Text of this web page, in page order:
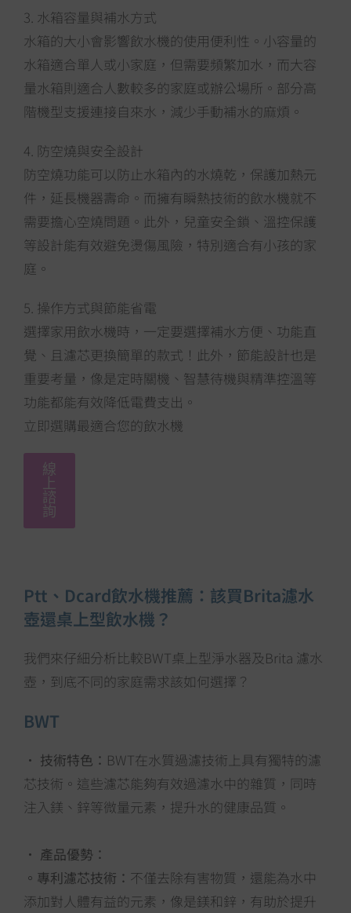
3. 水箱容量與補水方式
水箱的大小會影響飲水機的使用便利性。小容量的
水箱適合單人或小家庭，但需要頻繁加水，而大容
量水箱則適合人數較多的家庭或辦公場所。部分高
階機型支援連接自來水，減少手動補水的麻煩。
4. 防空燒與安全設計
防空燒功能可以防止水箱內的水燒乾，保護加熱元
件，延長機器壽命。而擁有瞬熱技術的飲水機就不
需要擔心空燒問題。此外，兒童安全鎖、溫控保護
等設計能有效避免燙傷風險，特別適合有小孩的家
庭。
5. 操作方式與節能省電
選擇家用飲水機時，一定要選擇補水方便、功能直
覺、且濾芯更換簡單的款式！此外，節能設計也是
重要考量，像是定時關機、智慧待機與精準控溫等
功能都能有效降低電費支出。
立即選購最適合您的飲水機
線
上
諮
詢
Ptt、Dcard飲水機推薦：該買Brita濾水
壺還桌上型飲水機？
我們來仔細分析比較BWT桌上型淨水器及Brita 濾水
壺，到底不同的家庭需求該如何選擇？
BWT
• 技術特色： BWT在水質過濾技術上具有獨特的濾
芯技術。這些濾芯能夠有效過濾水中的雜質，同時
注入鎂、鋅等微量元素，提升水的健康品質。
• 產品優勢：
。專利濾芯技術： 不僅去除有害物質，還能為水中
添加對人體有益的元素，像是鎂和鋅，有助於提升